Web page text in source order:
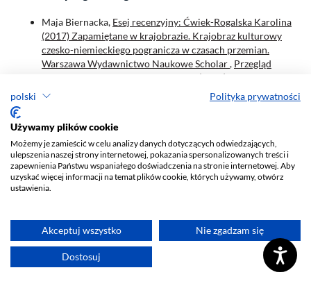
polski Polityka prywatności
Używamy plików cookie
Możemy je zamieścić w celu analizy danych dotyczących odwiedzających,
ulepszenia naszej strony internetowej, pokazania spersonalizowanych treści i
zapewnienia Państwu wspaniałego doświadczenia na stronie internetowej. Aby
uzyskać więcej informacji na temat plików cookie, których używamy, otwórz
ustawienia.
Akceptuj wszystko Nie zgadzam się
Dostosuj
Maja Biernacka, Esej recenzyjny: Ćwiek-Rogalska Karolina
(2017) Zapamiętane w krajobrazie. Krajobraz kulturowy
czesko-niemieckiego pogranicza w czasach przemian.
Warszawa Wydawnictwo Naukowe Scholar, Przegląd
Socjologii Jakościowej: Tom 15 Nr 3 (2019): Pół wieku po
"Odkrywaniu teorii ugruntowanej"
Język / Language
English
Polski